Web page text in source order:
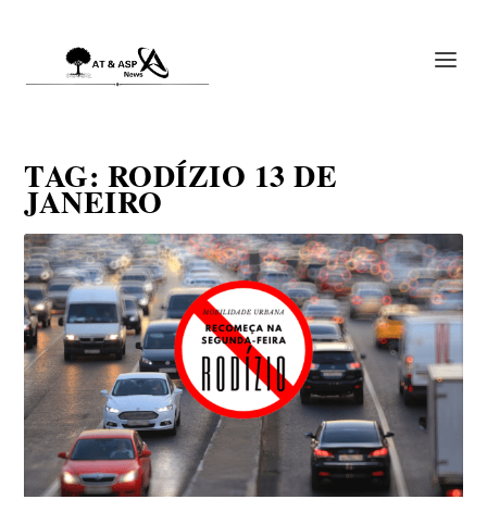
TAG: RODÍZIO 13 DE
JANEIRO